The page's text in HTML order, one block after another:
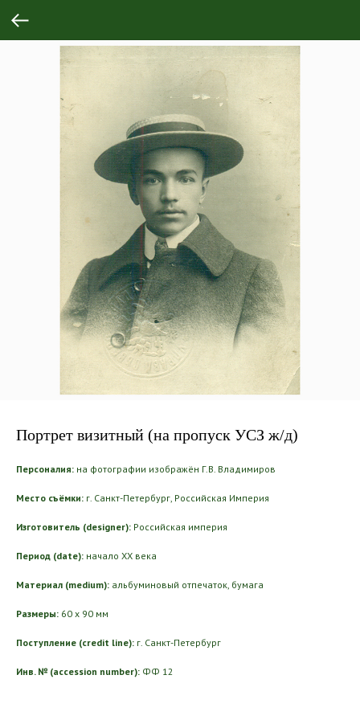
Портрет визитный (на пропуск УСЗ ж/д)
Персоналия: на фотографии изображён Г.В. Владимиров
Место съёмки: г. Санкт-Петербург, Российская Империя
Изготовитель (designer): Российская империя
Период (date): начало ХХ века
Материал (medium): альбуминовый отпечаток, бумага
Размеры: 60 х 90 мм
Поступление (credit line): г. Санкт-Петербург
Инв. № (accession number): ФФ 12